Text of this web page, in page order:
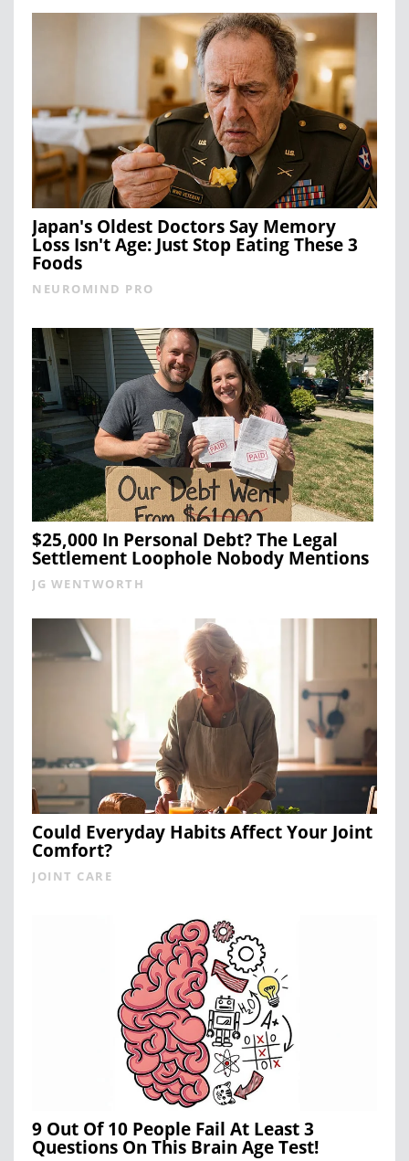
Japan's Oldest Doctors Say Memory
Loss Isn't Age: Just Stop Eating These 3
Foods
NEUROMIND PRO
$25,000 In Personal Debt? The Legal
Settlement Loophole Nobody Mentions
JG WENTWORTH
Could Everyday Habits Affect Your Joint
Comfort?
JOINT CARE
9 Out Of 10 People Fail At Least 3
Questions On This Brain Age Test!